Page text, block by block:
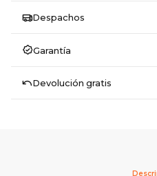
Despachos
Garantía
Devolución gratis